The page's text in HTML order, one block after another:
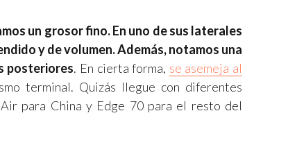
un grosor fino. En uno de sus laterales
y de volumen. Además, notamos una
posteriores. En cierta forma, se asemeja al
terminal. Quizás llegue con diferentes
para China y Edge 70 para el resto del